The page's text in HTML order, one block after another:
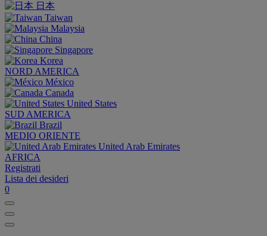
日本
Taiwan
Malaysia
China
Singapore
Korea
NORD AMERICA
México
Canada
United States
SUD AMERICA
Brazil
MEDIO ORIENTE
United Arab Emirates
AFRICA
Registrati
Lista dei desideri
0